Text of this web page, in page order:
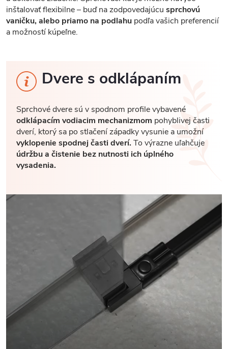
inštalovať flexibilne – buď na zodpovedajúcu sprchovú
vaničku, alebo priamo na podlahu podľa vašich preferencií
a možností kúpeľne.
Dvere s odklápaním
Sprchové dvere sú v spodnom profile vybavené
odklápacím vodiacim mechanizmom pohyblivej časti
dverí, ktorý sa po stlačení západky vysunie a umožní
vyklopenie spodnej časti dverí.To výrazne uľahčuje
údržbu a čistenie bez nutnosti ich úplného
vysadenia.